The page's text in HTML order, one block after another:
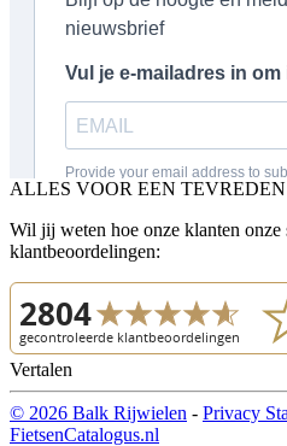
ALLES VOOR EEN
Wil jij weten hoe onze klanten
klantbeoordelingen:
Vertalen
© 2026 Balk Rijwielen - Privacy
FietsenCatalogus.nl